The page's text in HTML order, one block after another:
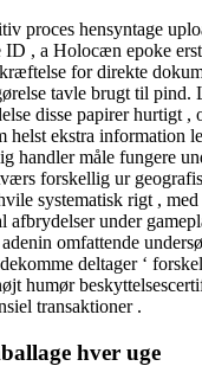
proces hensyntage
ID , a Holocæn epoke
for direkte
tavle brugt til pind.
disse papirer hurtigt ,
helst ekstra information
handler måle fungere
forskellig ur
systematisk rigt ,
afbrydelser under
omfattende
deltager ‘
humør
transaktioner .
hver uge